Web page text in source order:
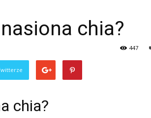
chia?
447
chia?